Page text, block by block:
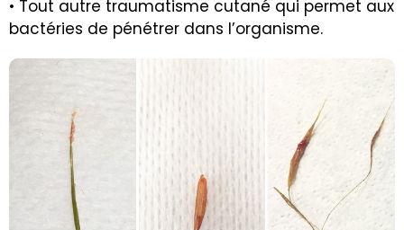
• Tout autre traumatisme cutané qui permet aux
bactéries de pénétrer dans l’organisme.